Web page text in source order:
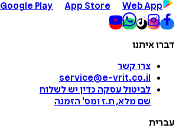
Google Play
App Store Web App
דברו איתנו
צרו קשר
service@e-vrit.co.il
לביטול עסקה כדין יש לשלוח
שם מלא, ת.ז ומס' הזמנה
עברית